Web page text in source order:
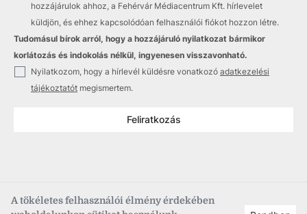
A tökéletes felhasználói élmény érdekében
hozzájárulok ahhoz, a Fehérvár Médiacentrum Kft. hírlevelet
küldjön, és ehhez kapcsolódóan felhasználói fiókot hozzon létre.
Tudomásul bírok arról, hogy a hozzájáruló nyilatkozat bármikor
korlátozás és indokolás nélkül, ingyenesen visszavonható.
Nyilatkozom, hogy a hírlevél küldésre vonatkozó adatkezelési
tájékoztatót megismertem.
Feliratkozás